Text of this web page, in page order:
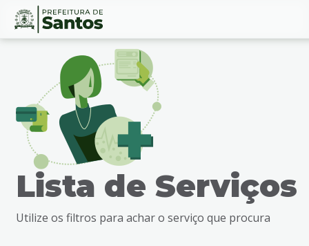
Ir
busca
Conteúdo
Lista de Serviços
Utilize os filtros para achar o serviço que procura